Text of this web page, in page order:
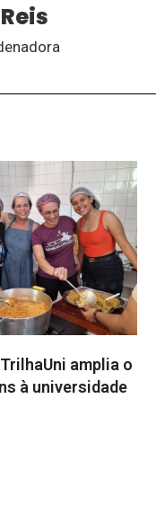
amplia o
à universidade